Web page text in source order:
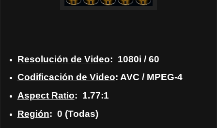
Resolución de Video: 1080i / 60
Codificación de Video: AVC / MPEG-4
Aspect Ratio: 1.77:1
Región: 0 (Todas)